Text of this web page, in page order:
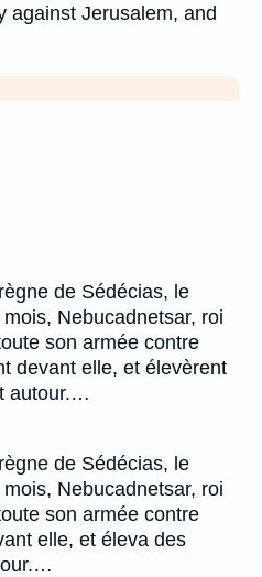
against Jerusalem, and
de Sédécias, le
Nebucadnetsar, roi
son armée contre
devant elle, et élevèrent
autour.…
de Sédécias, le
Nebucadnetsar, roi
son armée contre
elle, et éleva des